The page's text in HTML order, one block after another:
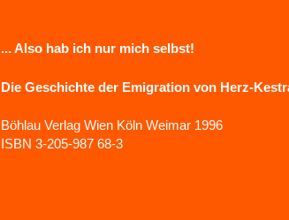
... Also hab ich nur mich selbst!
Die Geschichte der Emigration von Herz-
Böhlau Verlag Wien Köln Weimar 1996
ISBN 3-205-987 68-3